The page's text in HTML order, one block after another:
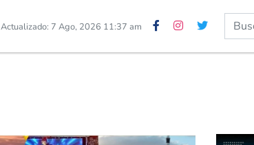
Actualizado: 7 Ago, 2026 11:37 am